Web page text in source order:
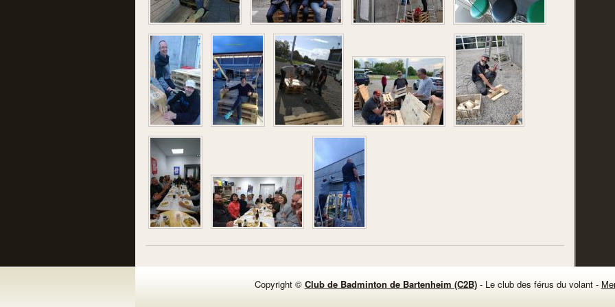
Copyright © Club de Badminton de Bartenheim (C2B)- Le club des férus du volant -